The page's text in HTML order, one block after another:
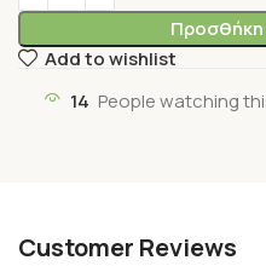
Προσθήκη
Add to wishlist
14 People watching
Customer Reviews